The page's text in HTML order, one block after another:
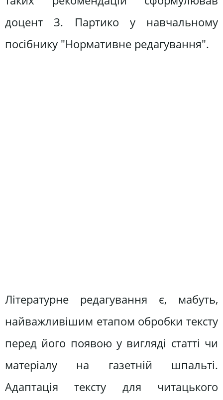
доцент З. Партико у навчальному
посібнику "Нормативне редагування".
Літературне редагування є, мабуть,
найважливішим етапом обробки тексту
перед його появою у вигляді статті чи
матеріалу на газетній шпальті.
Адаптація тексту для читацького